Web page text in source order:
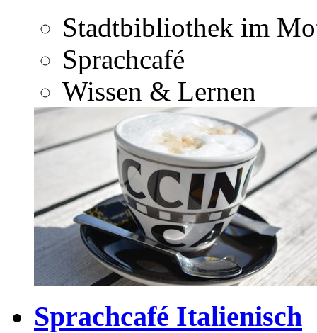
Stadtbibliothek im
Sprachcafé
Wissen & Lernen
Sprachcafé Italienisch